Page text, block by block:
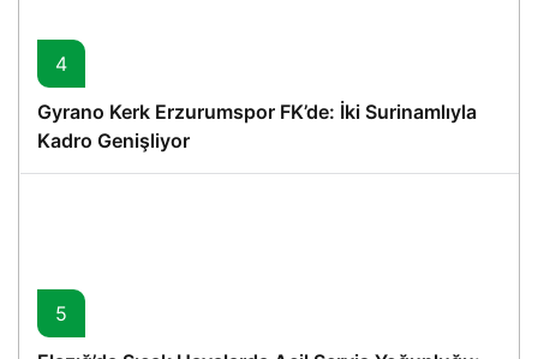
4
Gyrano Kerk Erzurumspor FK’de: İki Surinamlıyla
Kadro Genişliyor
5